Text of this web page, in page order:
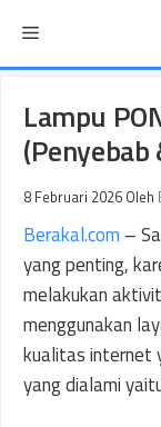
isi
Menu
Lampu
(Penyebab
8 Februari 2026 Oleh
Berakal.com –
yang penting,
melakukan
menggunakan
kualitas internet
yang dialami